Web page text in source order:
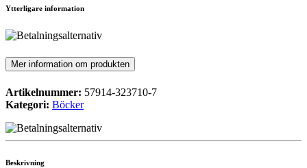
Ytterligare information
Mer information om produkten
Artikelnummer: 57914-323710-7
Kategori: Böcker
Beskrivning